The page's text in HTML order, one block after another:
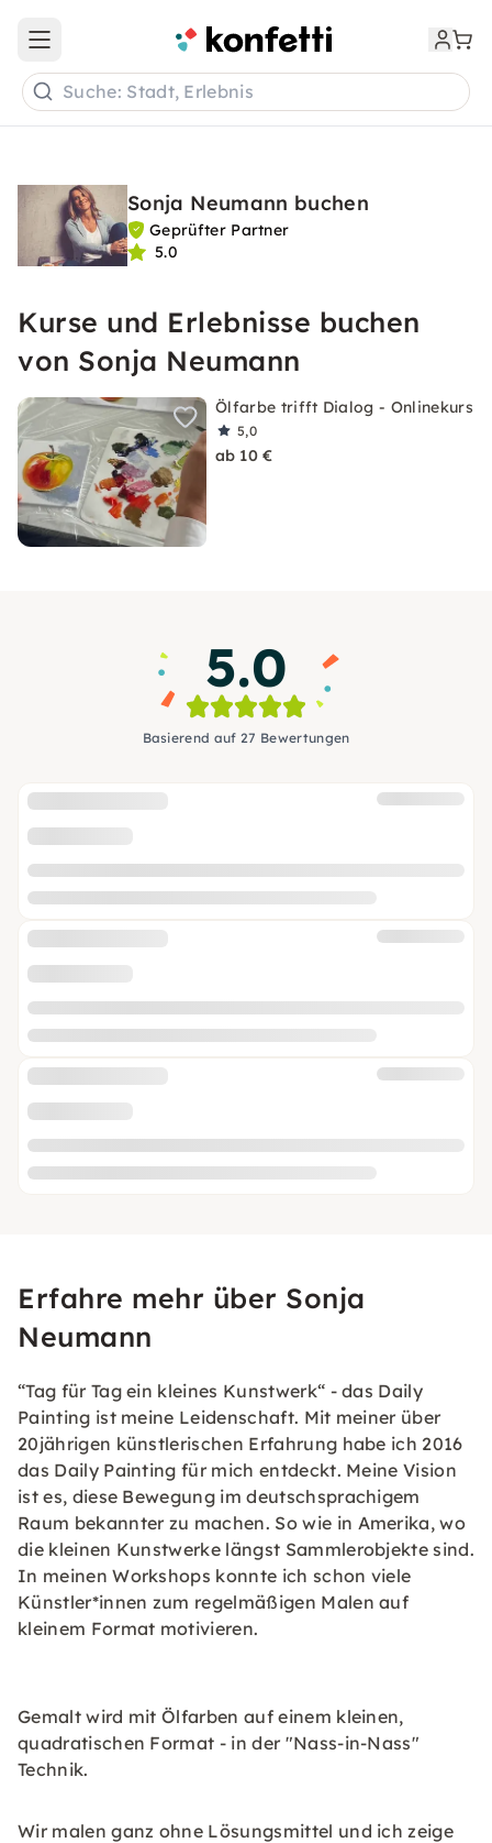
Open main menu
Suche: Stadt, Erlebnis
Sonja Neumann buchen
Geprüfter Partner
5.0
Kurse und Erlebnisse buchen
von Sonja Neumann
Ölfarbe trifft Dialog - Onlinekurs
5,0
ab 10 €
5.0
Basierend auf 27 Bewertungen
Erfahre mehr über Sonja
Neumann
“Tag für Tag ein kleines Kunstwerk“ - das Daily
Painting ist meine Leidenschaft. Mit meiner über
20jährigen künstlerischen Erfahrung habe ich 2016
das Daily Painting für mich entdeckt. Meine Vision
ist es, diese Bewegung im deutschsprachigem
Raum bekannter zu machen. So wie in Amerika, wo
die kleinen Kunstwerke längst Sammlerobjekte sind.
In meinen Workshops konnte ich schon viele
Künstler*innen zum regelmäßigen Malen auf
kleinem Format motivieren.
Gemalt wird mit Ölfarben auf einem kleinen,
quadratischen Format - in der "Nass-in-Nass"
Technik.
Wir malen ganz ohne Lösungsmittel und ich zeige